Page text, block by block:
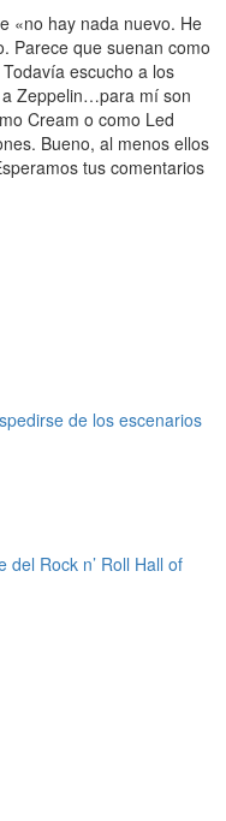
«no hay nada nuevo. He
Parece que suenan como
escucho a los
Zeppelin…para mí son
Cream o como Led
Bueno, al menos ellos
tus comentarios
de los escenarios
Rock n’ Roll Hall of